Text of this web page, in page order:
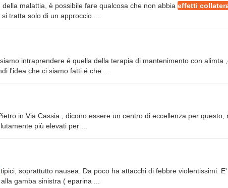
malattia, è possibile fare qualcosa che non abbia effetti
tratta solo di un approccio ...
intraprendere é quella della terapia di mantenimento con alimta
l'idea che ci siamo fatti é che ...
in Via Cassia , dicono essere un centro di eccellenza per questo,
più elevati per ...
tipici, soprattutto nausea. Da poco ha attacchi di febbre violentissimi. E'
gamba sinistra ( eparina ...